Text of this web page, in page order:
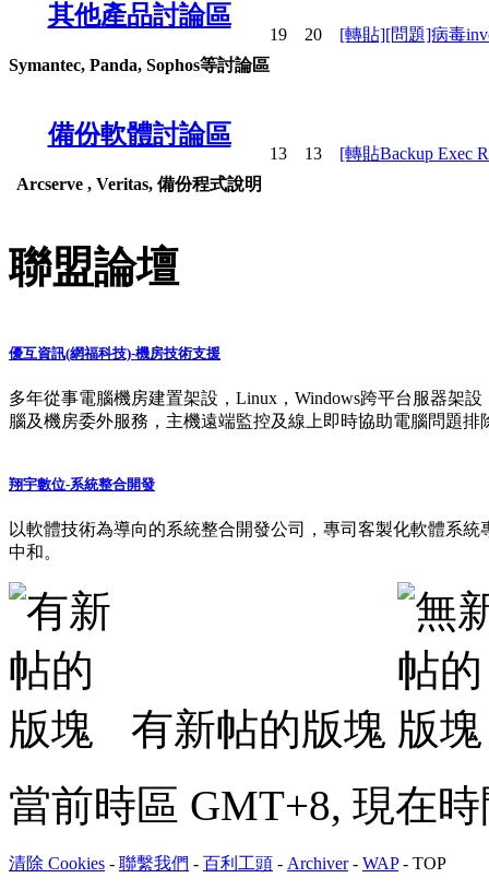
其他產品討論區
Symantec, Panda, Sophos等討論區
19 20 [轉貼][問題]病毒
備份軟體討論區
Arcserve , Veritas, 備份程式說明
13 13 [轉貼Backup Exec
聯盟論壇
優互資訊(網福科技)-機房技術支援
多年從事電腦機房建置架設，Linux，Windows跨平台服器架
腦及機房委外服務，主機遠端監控及線上即時協助電腦問題排
翔宇數位-系統整合開發
以軟體技術為導向的系統整合開發公司，專司客製化軟體系
中和。
有新帖的版塊
當前時區 GMT+8, 現在
清除 Cookies - 聯繫我們 - 百利工頭 - Archiver- WAP- TOP